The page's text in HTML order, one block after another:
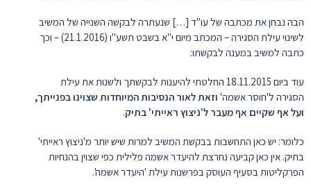
הבה נבחן את מכתבה של עו"ד […] שנעתרה לבקשה השנייה של המשיב
לשינוי עילת הסגירה – המכתב מיום י"א בשבט תשע"ו (21.1.2016) – וכך
כתבה למשיב במענה לבקשתו:
עוד ביום 18.11.2015 החלטתי להיענות לבקשתך ולשנות את עילת
הסגירה ל'חוסר אשמה' וזאת לאור הנסיבות המיוחדות שצוינו בפנייתך,
ועל אף שקיים אף מעבר ל'ניצוץ ראייתי' בתיק.
כלומר: יש כאן התחשבות בבקשת המשיב למרות שיש יותר מ'ניצוץ ראייתי'
בתיק. אין כאן קביעה נחרצת להיעדר אשמה פלילית כפי שצוין בהנחיות
הפרקליטות בסעיף העוסק בפרשנות עילת 'היעדר אשמה'.